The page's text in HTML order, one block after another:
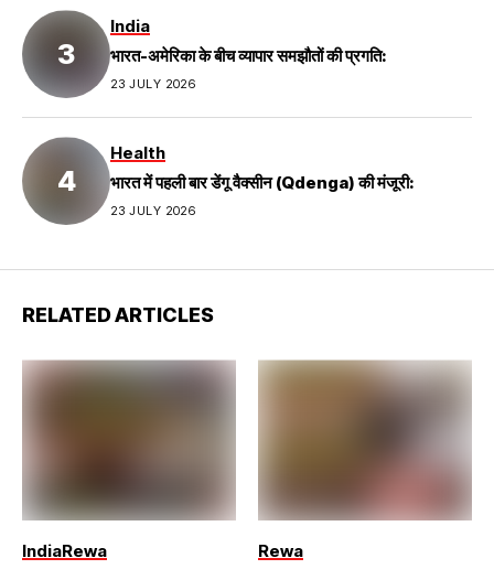
India
भारत-अमेरिका के बीच व्यापार समझौतों की प्रगति:
23 JULY 2026
Health
भारत में पहली बार डेंगू वैक्सीन (Qdenga) की मंजूरी:
23 JULY 2026
RELATED ARTICLES
IndiaRewa Rewa